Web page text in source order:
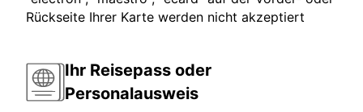
Rückseite Ihrer Karte werden nicht akzeptiert
Ihr Reisepass oder
Personalausweis